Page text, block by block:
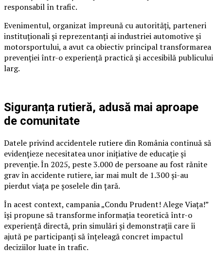
responsabil în trafic.
Evenimentul, organizat împreună cu autorități, parteneri
instituționali și reprezentanți ai industriei automotive și
motorsportului, a avut ca obiectiv principal transformarea
prevenției într-o experiență practică și accesibilă publicului
larg.
Siguranța rutieră, adusă mai aproape
de comunitate
Datele privind accidentele rutiere din România continuă să
evidențieze necesitatea unor inițiative de educație și
prevenție. În 2025, peste 3.000 de persoane au fost rănite
grav în accidente rutiere, iar mai mult de 1.300 și-au
pierdut viața pe șoselele din țară.
În acest context, campania „Condu Prudent! Alege Viața!”
își propune să transforme informația teoretică într-o
experiență directă, prin simulări și demonstrații care îi
ajută pe participanți să înțeleagă concret impactul
deciziilor luate în trafic.